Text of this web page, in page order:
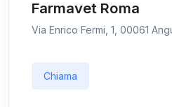
Farmavet Roma
Via Enrico Fermi, 1, 00061
Chiama